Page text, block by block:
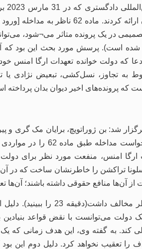
مورد ماده 62 اساسنامه دیوان
در یک پرونده متاثر می¬شود،
که دولت خوانده تعهدات ارگا امنس
به تجاوز، نسل‌کشی، تبعیض نژادی
ببینید) که اصولا
ارگا امنس، منفعت مورد نظر برای
تراکشن را خاطرنشان ساخت که در
از آن‌ها منافع حقوقی داشته باشند؛ آن‌ها
برایان مک‌گاری به دو دلیل
دولت می‌توانست با نقض قواعد
کند. به گفته وی، این هدف زمانی
تعقیب نخواهد کرد. دلیل دوم این بود